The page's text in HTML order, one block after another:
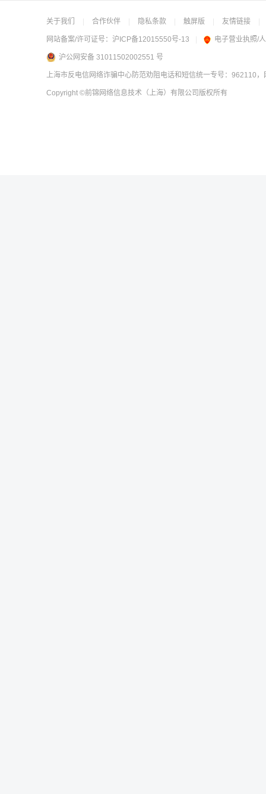
关于我们 合作伙伴 隐私条款 触屏版 友情链接
网站备案/许可证号： 沪ICP备12015550号-13 电子营业执照/
沪公网安备 31011502002551 号
上海市反电信网络诈骗中心防范劝阻电话和短信统一专号：962110
Copyright ©前锦网络信息技术（上海）有限公司 版权所有